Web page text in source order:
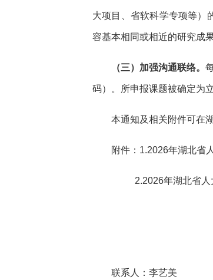
大项目、省软科学专项等）
容基本相同或相近的研究成
（三）加强沟通联络。
码）。所申报课题被确定为
本通知及相关附件可在
附件： 1.2026年湖北省
2.2026年湖北省
联系人：李艺美